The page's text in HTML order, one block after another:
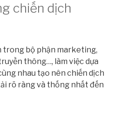
chiến dịch
trong bộ phận marketing,
thông…, làm việc dựa
nhau tạo nên chiến dịch
rõ ràng và thống nhất đến